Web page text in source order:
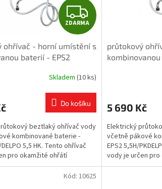
Z
D
A
R
M
A
ZDARMA
ohřívač - horní umístění s
baterií - EPS2
Skladem (10 ks)
Do košíku
beztlaký ohřívač vody
kombinované baterie -
5,5 HK. Tento ohřívač
pro okamžité ohřátí
průtokový
5 690 Kč
Elektrický
včetně pákové
EPS2 5,5H/
vody je určen
protékající
Kód: 10625